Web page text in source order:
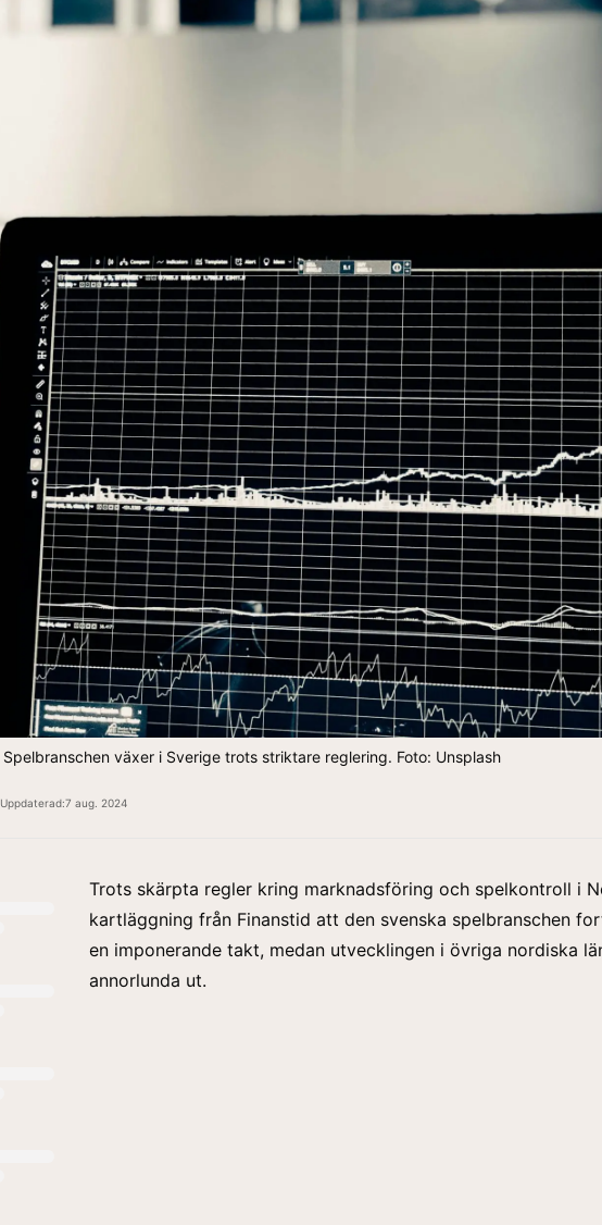
Spelbranschen växer i Sverige trots striktare reglering. Foto: Unsplash
Uppdaterad:7 aug. 2024
Trots skärpta regler kring marknadsföring och spelkontroll i
kartläggning från Finanstid att den svenska spelbranschen
en imponerande takt, medan utvecklingen i övriga nordiska
annorlunda ut.